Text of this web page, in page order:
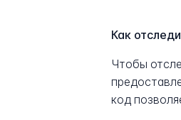
Как
Чтобы
код